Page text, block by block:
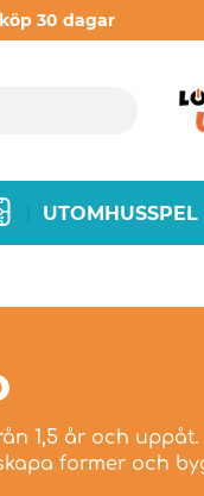
30 dagar
UTOMHUSSPEL
1,5 år och
former och